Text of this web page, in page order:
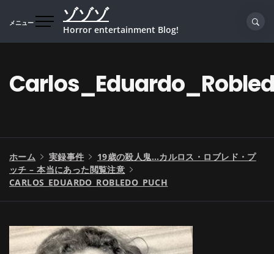
プ
メニュー ゾゾゾ
Horror entertainment Blog!
ホーム 実録事件
19歳の殺人鬼…カルロス・ロブレド・プ
ッチ – 本当にあった閲覧注意
CARLOS_EDUARDO_ROBLEDO_PUCH